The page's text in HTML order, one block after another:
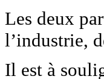
Les deux
l’industrie,
Il est à